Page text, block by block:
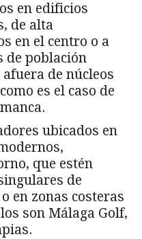
en edificios
de alta
en el centro o a
de población
de núcleos
es el caso de
ubicados en
que estén
de
en zonas costeras
son Málaga Golf,